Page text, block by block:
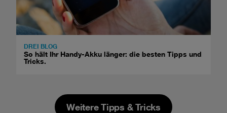
DREI BLOG
So hält Ihr Handy-Akku länger: die besten Tipps und
Tricks.
Weitere Tipps & Tricks